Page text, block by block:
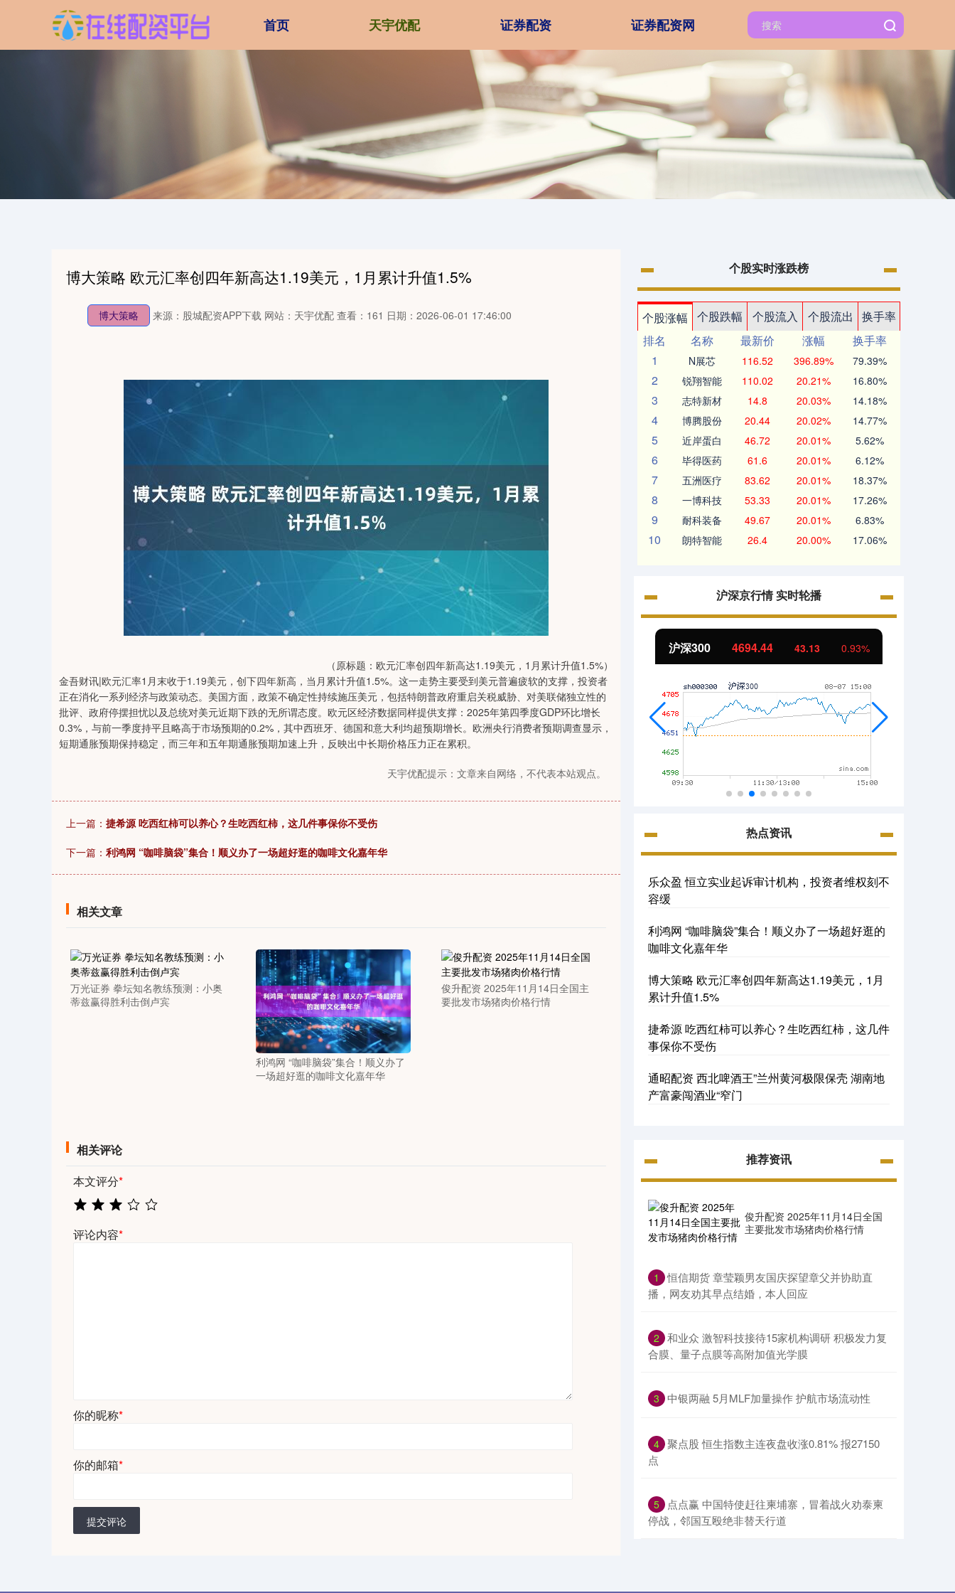
首页 天宇优配 证券配资 证券配资网
博大策略 欧元汇率创四年新高达1.19美元，1月累计升值1.5%
博大策略 来源：股城配资APP下载 网站：天宇优配 查看：161 日期：2026-06-01 17:46:00
（原标题：欧元汇率创四年新高达1.19美元，1月累计升值1.5%）
金吾财讯|欧元汇率1月末收于1.19美元，创下四年新高，当月累计升值1.5%。这一走势主要受到美元普遍疲软的支撑，投资者
正在消化一系列经济与政策动态。美国方面，政策不确定性持续施压美元，包括特朗普政府重启关税威胁、对美联储独立性的
批评、政府停摆担忧以及总统对美元近期下跌的无所谓态度。欧元区经济数据同样提供支撑：2025年第四季度GDP环比增长
0.3%，与前一季度持平且略高于市场预期的0.2%，其中西班牙、德国和意大利均超预期增长。欧洲央行消费者预期调查显示，
短期通胀预期保持稳定，而三年和五年期通胀预期加速上升，反映出中长期价格压力正在累积。
天宇优配提示：文章来自网络，不代表本站观点。
上一篇： 捷希源 吃西红柿可以养心？生吃西红柿，这几件事保你不受伤
下一篇： 利鸿网 “咖啡脑袋”集合！顺义办了一场超好逛的咖啡文化嘉年华
相关文章
万光证券 拳坛知名教练预测：小奥
蒂兹赢得胜利击倒卢宾
利鸿网 “咖啡脑袋”集合！顺义办了
一场超好逛的咖啡文化嘉年华
俊升配资 2025年11月14日全国主
要批发市场猪肉价格行情
相关评论
本文评分*
评论内容*
你的昵称*
你的邮箱*
提交评论
个股实时涨跌榜
个股涨幅 个股跌幅 个股流入 个股流出
换手率
排名
名称 最新价 涨幅
换手率
1
N展芯 116.52 396.89% 79.39%
2 锐翔智能 110.02 20.21% 16.80%
3 志特新材 14.8 20.03% 14.18%
4 博腾股份 20.44 20.02% 14.77%
5 近岸蛋白 46.72 20.01% 5.62%
6 毕得医药 61.6 20.01% 6.12%
7 五洲医疗 83.62 20.01% 18.37%
8 一博科技 53.33 20.01% 17.26%
9 耐科装备 49.67 20.01% 6.83%
10 朗特智能 26.4 20.00% 17.06%
沪深京行情 实时轮播
北证50 1134.24 11.37 1.01%
热点资讯
乐众盈 恒立实业起诉审计机构，投资者维权刻不
容缓
利鸿网 “咖啡脑袋”集合！顺义办了一场超好逛的
咖啡文化嘉年华
博大策略 欧元汇率创四年新高达1.19美元，1月
累计升值1.5%
捷希源 吃西红柿可以养心？生吃西红柿，这几件
事保你不受伤
通昭配资 西北啤酒王”兰州黄河极限保壳 湖南地
产富豪闯酒业“窄门
推荐资讯
俊升配资 2025年11月14日全国
主要批发市场猪肉价格行情
1
​恒信期货 章莹颖男友国庆探望章父并协助直
播，网友劝其早点结婚，本人回应
2 ​和业众 激智科技接待15家机构调研 积极发力复
合膜、量子点膜等高附加值光学膜
3 ​中银两融 5月MLF加量操作 护航市场流动性
4 ​聚点股 恒生指数主连夜盘收涨0.81% 报27150
点
5
​点点赢 中国特使赶往柬埔寨，冒着战火劝泰柬
停战，邻国互殴绝非替天行道